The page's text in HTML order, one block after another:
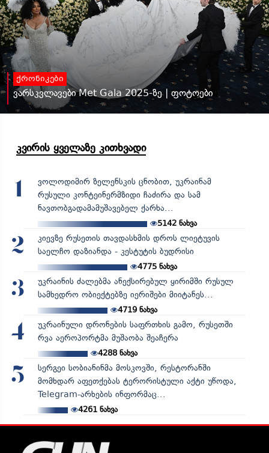
ქრონიკები
ვარსკვლავები Met Gala 2025-ზე | ფოტოები
კვირის ყველაზე კითხვადი
1
ვოლოდიმირ ზელენსკის ცნობით, უკრაინამ
რუსული კონტეინერმზიდი ჩაძირა და სამ
ნავთობგადამამუშავებელ ქარხა...
5142 ნახვა
2
კიევზე რუსეთის თავდასხმის დროს ლიეტუვის
საელჩო დაზიანდა - კესტუტის ბუდრისი
4775ნახვა
3
უკრაინის ძალებმა ანექსირებულ ყირიმში რუსულ
სამხედრო ობიექტებზე იერიშები მიიტანეს...
4719ნახვა
4
უკრაინული დრონების საფრთხის გამო, რუსეთში
რვა აეროპორტმა მუშაობა შეაჩერა
4288ნახვა
5
სერგეი სობიანინმა მოსკოვში, რესტორანში
მომხდარ აფეთქებას ტერორისტული აქტი უწოდა,
Telegram-არხების ინფორმაც...
4261ნახვა